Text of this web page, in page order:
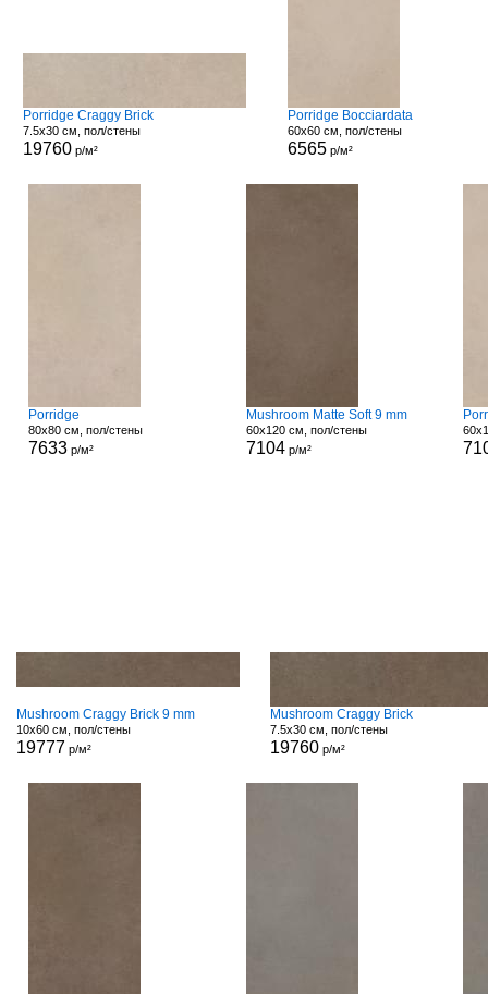
Porridge Craggy Brick
7.5x30 см, пол/стены
19760р/м²
Porridge Bocciardata
60x60 см, пол/стены
6565 р/м²
Porridge
80x80 см, пол/стены
7633 р/м²
Mushroom Matte Soft 9 mm
60x120 см, пол/стены
7104р/м²
Mushroom Craggy Brick 9 mm
10x60 см, пол/стены
19777 р/м²
Mushroom Craggy Brick
7.5x30 см, пол/стены
19760р/м²